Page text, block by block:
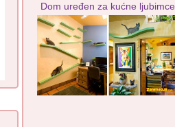
Dom uređen za kućne ljubimce